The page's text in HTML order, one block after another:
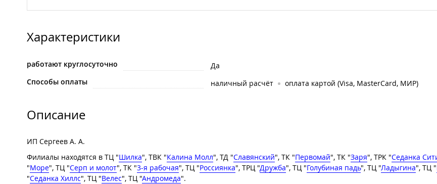
Характеристики
работают круглосуточно
Да
Способы оплаты
наличный расчёт оплата картой (Visa, MasterCard, МИР)
Описание
ИП Сергеев А. А.
Филиалы находятся в ТЦ "Шилка", ТВК "Калина Молл", ТД "Славянский", ТК "Первомай", ТК "Заря", ТРК "Седанка
"Море", ТЦ "Серп и молот", ТК "3-я рабочая", ТЦ "Россиянка", ТРЦ "Дружба", ТЦ "Голубиная падь", ТЦ "Ладыгина", ТЦ "
"Седанка Хиллс", ТЦ "Велес", ТЦ "Андромеда".